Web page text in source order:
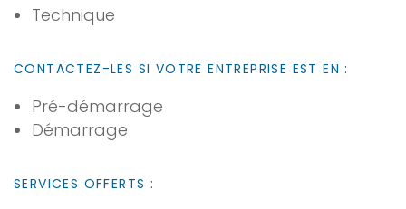
Technique
CONTACTEZ-LES SI VOTRE ENTREPRISE EST EN :
Pré-démarrage
Démarrage
SERVICES OFFERTS :